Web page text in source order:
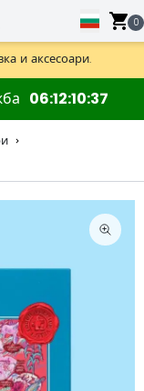
0
над 59 €.
и декорации.
и аксесоари.
06121036